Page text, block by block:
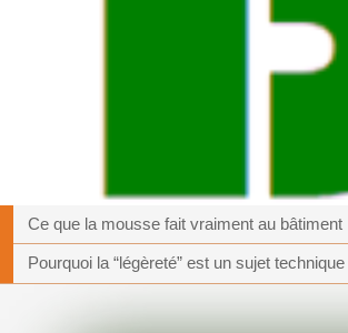
Ce que la mousse fait vraiment au bâtiment
Pourquoi la “légèreté” est un sujet technique